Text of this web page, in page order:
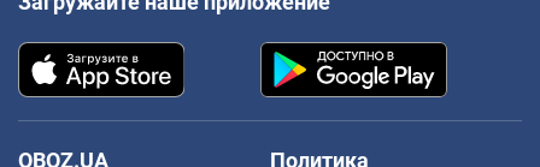
OBOZ.UA
Политика